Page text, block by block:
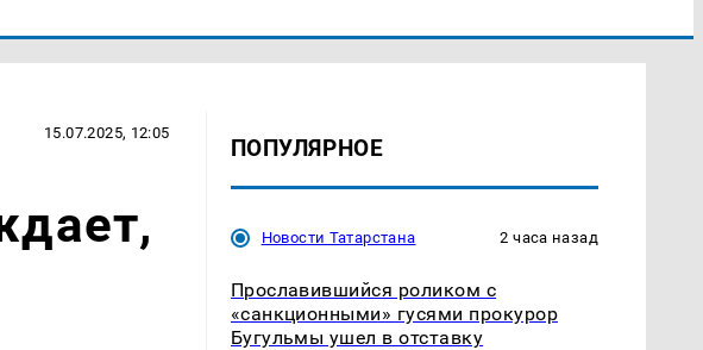
15.07.2025, 12:05
ПОПУЛЯРНОЕ
Новости Татарстана 2 часа назад
Прославившийся роликом с
«санкционными» гусями прокурор
Бугульмы ушел в отставку